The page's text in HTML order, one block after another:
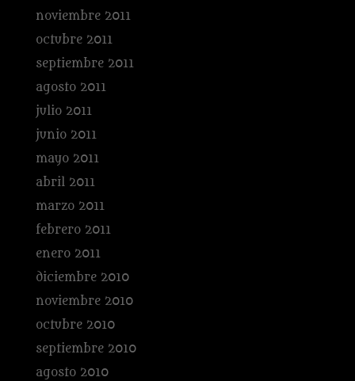
noviembre 2011
octubre 2011
septiembre 2011
agosto 2011
julio 2011
junio 2011
mayo 2011
abril 2011
marzo 2011
febrero 2011
enero 2011
diciembre 2010
noviembre 2010
octubre 2010
septiembre 2010
agosto 2010